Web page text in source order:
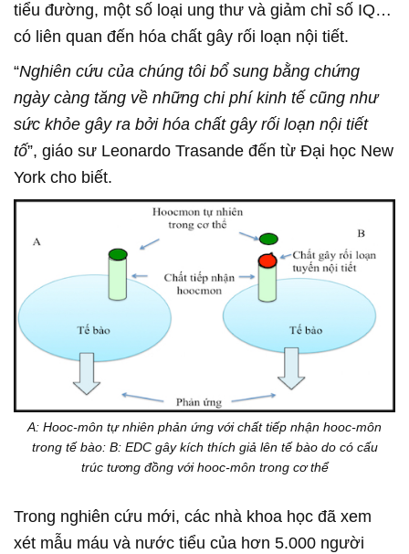
tiểu đường, một số loại ung thư và giảm chỉ số IQ…
có liên quan đến hóa chất gây rối loạn nội tiết.
“Nghiên cứu của chúng tôi bổ sung bằng chứng
ngày càng tăng về những chi phí kinh tế cũng như
sức khỏe gây ra bởi hóa chất gây rối loạn nội tiết
tố”, giáo sư Leonardo Trasande đến từ Đại học New
York cho biết.
A: Hooc-môn tự nhiên phản ứng với chất tiếp nhận hooc-môn
trong tế bào: B: EDC gây kích thích giả lên tế bào do có cấu
trúc tương đồng với hooc-môn trong cơ thể
Trong nghiên cứu mới, các nhà khoa học đã xem
xét mẫu máu và nước tiểu của hơn 5.000 người